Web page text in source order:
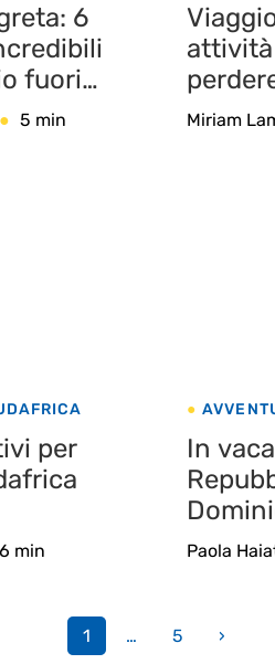
6
fuori
5 min Miriam
per
6 min
In
andare
Paola
1 … 5 ›